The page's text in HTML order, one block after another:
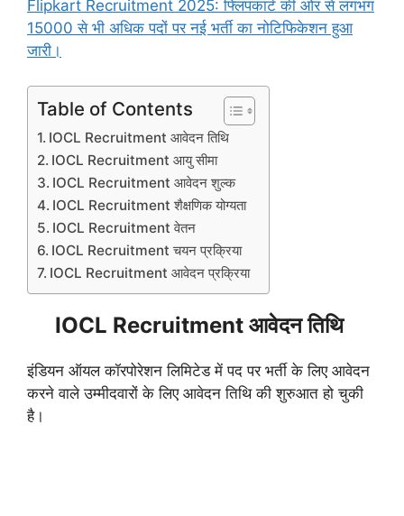
Flipkart Recruitment 2025: फ्लिपकार्ट की ओर से लगभग
15000 से भी अधिक पदों पर नई भर्ती का नोटिफिकेशन हुआ
जारी।
Table of Contents
IOCL Recruitment आवेदन तिथि
IOCL Recruitment आयु सीमा
IOCL Recruitment आवेदन शुल्क
IOCL Recruitment शैक्षणिक योग्यता
IOCL Recruitment वेतन
IOCL Recruitment चयन प्रक्रिया
IOCL Recruitment आवेदन प्रक्रिया
IOCL Recruitment आवेदन तिथि
इंडियन ऑयल कॉरपोरेशन लिमिटेड में पद पर भर्ती के लिए आवेदन
करने वाले उम्मीदवारों के लिए आवेदन तिथि की शुरुआत हो चुकी
है।